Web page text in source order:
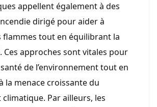
appellent également à des
dirigé pour aider à
flammes tout en équilibrant la
. Ces approches sont vitales pour
de l’environnement tout en
la menace croissante du
Par ailleurs, les